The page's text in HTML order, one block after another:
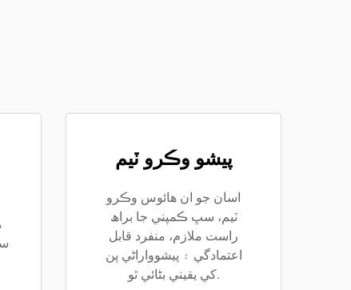
پيشو وڪرو ٽيم
اسان جو ان ھائوس وڪرو
ٽيم، سڀ ڪمپني جا براھ
راست ملازم، منفرد قابل
اعتمادگي ۽ پيشوواراڻي پن
کي يقيني بڻائي ٿو.